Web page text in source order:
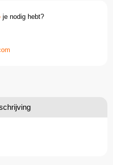
je nodig hebt?